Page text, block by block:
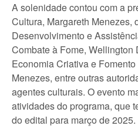
A solenidade contou com a
Cultura, Margareth Menezes,
Desenvolvimento e
Combate à Fome, Wellington
Economia Criativa e
Menezes, entre outras
agentes culturais. O evento
atividades do programa, que
do edital para março de 2025.